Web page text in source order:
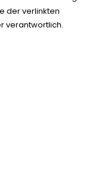
der verlinkten
verantwortlich.